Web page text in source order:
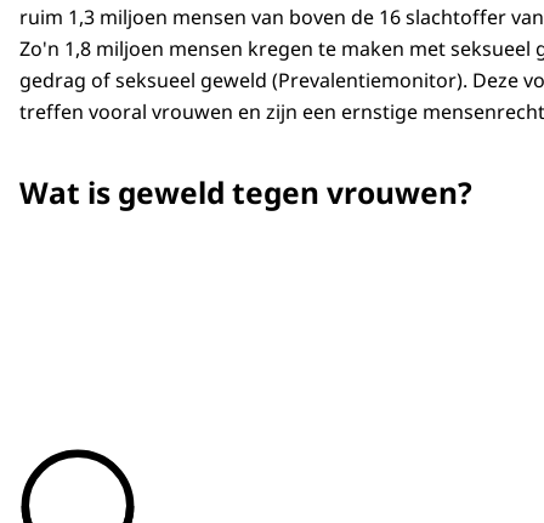
ruim 1,3 miljoen mensen van boven de 16 slachtoffer
Zo'n 1,8 miljoen mensen kregen te maken met seksueel
gedrag of seksueel geweld (Prevalentiemonitor). Deze
treffen vooral vrouwen en zijn een ernstige
Wat is geweld tegen vrouwen?